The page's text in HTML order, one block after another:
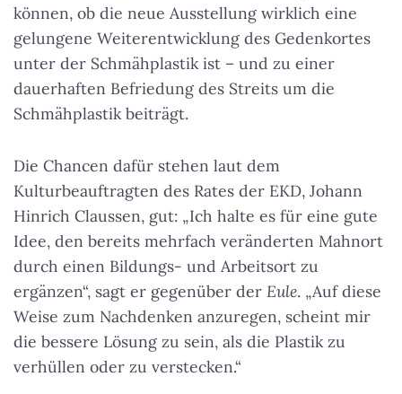
können, ob die neue Ausstellung wirklich eine
gelungene Weiterentwicklung des Gedenkortes
unter der Schmähplastik ist – und zu einer
dauerhaften Befriedung des Streits um die
Schmähplastik beiträgt.
Die Chancen dafür stehen laut dem
Kulturbeauftragten des Rates der EKD, Johann
Hinrich Claussen, gut: „Ich halte es für eine gute
Idee, den bereits mehrfach veränderten Mahnort
durch einen Bildungs- und Arbeitsort zu
ergänzen“, sagt er gegenüber der Eule. „Auf diese
Weise zum Nachdenken anzuregen, scheint mir
die bessere Lösung zu sein, als die Plastik zu
verhüllen oder zu verstecken.“